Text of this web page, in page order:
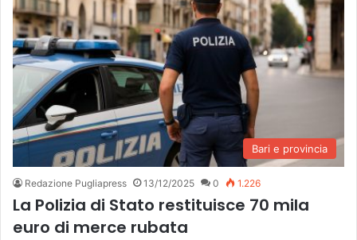
Bari e provincia
Redazione Pugliapress 13/12/2025 0 1.226
La Polizia di Stato restituisce 70 mila
euro di merce rubata